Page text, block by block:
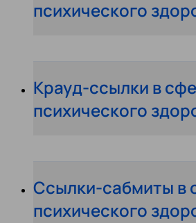
психического
Крауд-ссылки в
психического
Ссылки-сабмиты в
психического